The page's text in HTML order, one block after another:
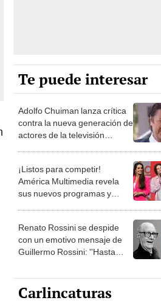
Te puede interesar
contra la nueva generación de
actores de la televisión
peruana: "No hay un buen
América Multimedia revela
sus nuevos programas y
contenidos exclusivos para el
con un emotivo mensaje de
Guillermo Rossini: ''Hasta
siempre al tío favorito de todo
Carlincaturas